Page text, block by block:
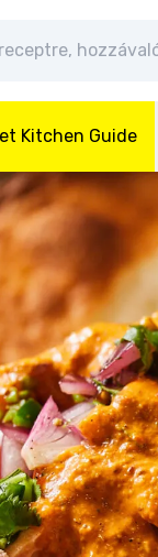
Kitchen Guide